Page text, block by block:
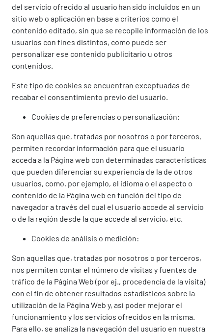
del servicio ofrecido al usuario han sido incluidos en un
sitio web o aplicación en base a criterios como el
contenido editado, sin que se recopile información de los
usuarios con fines distintos, como puede ser
personalizar ese contenido publicitario u otros
contenidos.
Este tipo de cookies se encuentran exceptuadas de
recabar el consentimiento previo del usuario.
Cookies de preferencias o personalización:
Son aquellas que, tratadas por nosotros o por terceros,
permiten recordar información para que el usuario
acceda a la Página web con determinadas características
que pueden diferenciar su experiencia de la de otros
usuarios, como, por ejemplo, el idioma o el aspecto o
contenido de la Página web en función del tipo de
navegador a través del cual el usuario accede al servicio
o de la región desde la que accede al servicio, etc.
Cookies de análisis o medición:
Son aquellas que, tratadas por nosotros o por terceros,
nos permiten contar el número de visitas y fuentes de
tráfico de la Página Web (por ej., procedencia de la visita)
con el fin de obtener resultados estadísticos sobre la
utilización de la Página Web y, así poder mejorar el
funcionamiento y los servicios ofrecidos en la misma.
Para ello, se analiza la navegación del usuario en nuestra